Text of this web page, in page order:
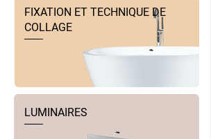
FIXATION ET TECHNIQUE DE
COLLAGE
LUMINAIRES